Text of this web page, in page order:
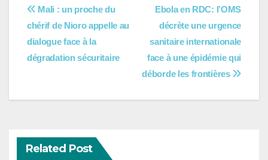
Navigation
de
l’article
Ebola en RDC: l’OMS
décrète une urgence
sanitaire internationale
face à une épidémie qui
déborde les frontières
Mali : un proche du
chérif de Nioro appelle au
dialogue face à la
dégradation sécuritaire
Related Post